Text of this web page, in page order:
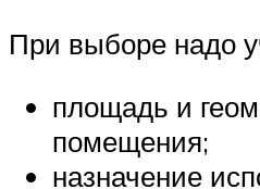
При выборе надо
площадь и
помещения;
назначение